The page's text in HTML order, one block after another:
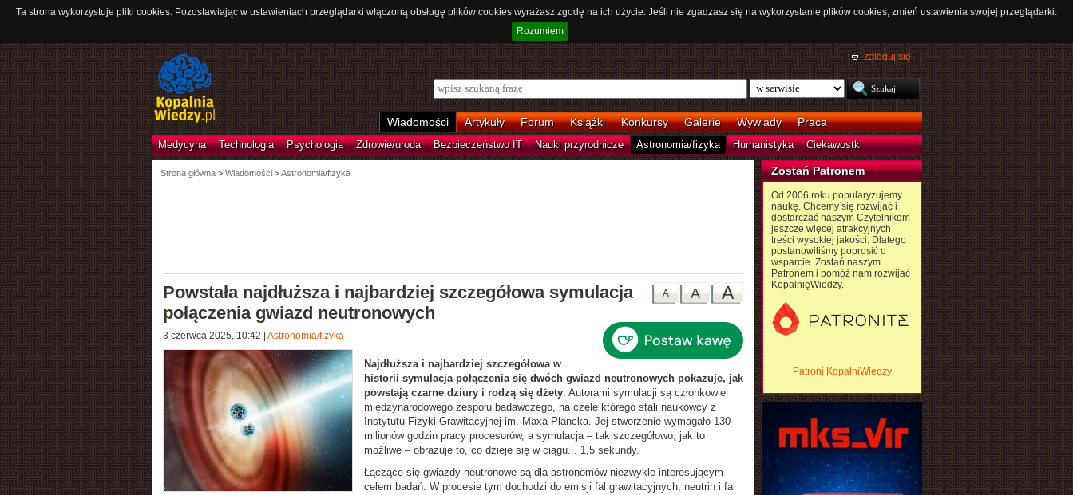
Ta strona wykorzystuje pliki cookies. Pozostawiając w ustawieniach przeglądarki włączoną obsługę plików cookies wyrażasz zgodę na ich użycie. Jeśli nie zgadzasz się na wykorzystanie plików cookies, zmień ustawienia swojej przeglądarki.
Rozumiem
zaloguj się
Wiadomości Artykuły Forum Książki Konkursy Galerie Wywiady Praca
Medycyna Technologia Psychologia Zdrowie/uroda Bezpieczeństwo IT Nauki przyrodnicze Astronomia/fizyka Humanistyka Ciekawostki
Strona główna> Wiadomości >Astronomia/fizyka
A
A
A
Powstała najdłuższa i najbardziej szczegółowa symulacja
połączenia gwiazd neutronowych
3 czerwca 2025, 10:42 Astronomia/fizyka
Najdłuższa i najbardziej szczegółowa w
historii symulacja połączenia się dwóch gwiazd neutronowych pokazuje, jak
powstają czarne dziury i rodzą się dżety. Autorami symulacji są członkowie
międzynarodowego zespołu badawczego, na czele którego stali naukowcy z
Instytutu Fizyki Grawitacyjnej im. Maxa Plancka. Jej stworzenie wymagało 130
milionów godzin pracy procesorów, a symulacja – tak szczegółowo, jak to
możliwe – obrazuje to, co dzieje się w ciągu... 1,5 sekundy.
Łączące się gwiazdy neutronowe są dla astronomów niezwykle interesującym
celem badań. W procesie tym dochodzi do emisji fal grawitacyjnych, neutrin i fal
Zostań Patronem
Od 2006 roku popularyzujemy
naukę. Chcemy się rozwijać i
dostarczać naszym Czytelnikom
jeszcze więcej atrakcyjnych
treści wysokiej jakości. Dlatego
postanowiliśmy poprosić o
wsparcie. Zostań naszym
Patronem i pomóż nam rozwijać
KopalnięWiedzy.
Patroni KopalniWiedzy